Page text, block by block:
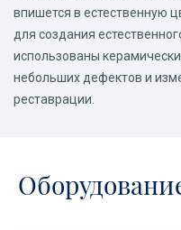
впишется в естественную
для создания
использованы
небольших дефектов и
реставрации.